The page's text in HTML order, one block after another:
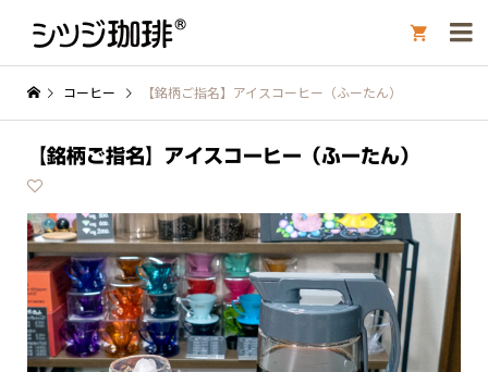

コーヒー 【銘柄ご指名】アイスコーヒー（ふーたん）
【銘柄ご指名】アイスコーヒー（ふーたん）